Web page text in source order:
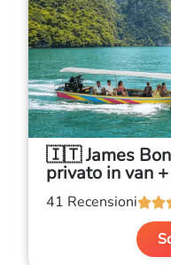
🇮🇹 James
privato in van
41 Recensioni